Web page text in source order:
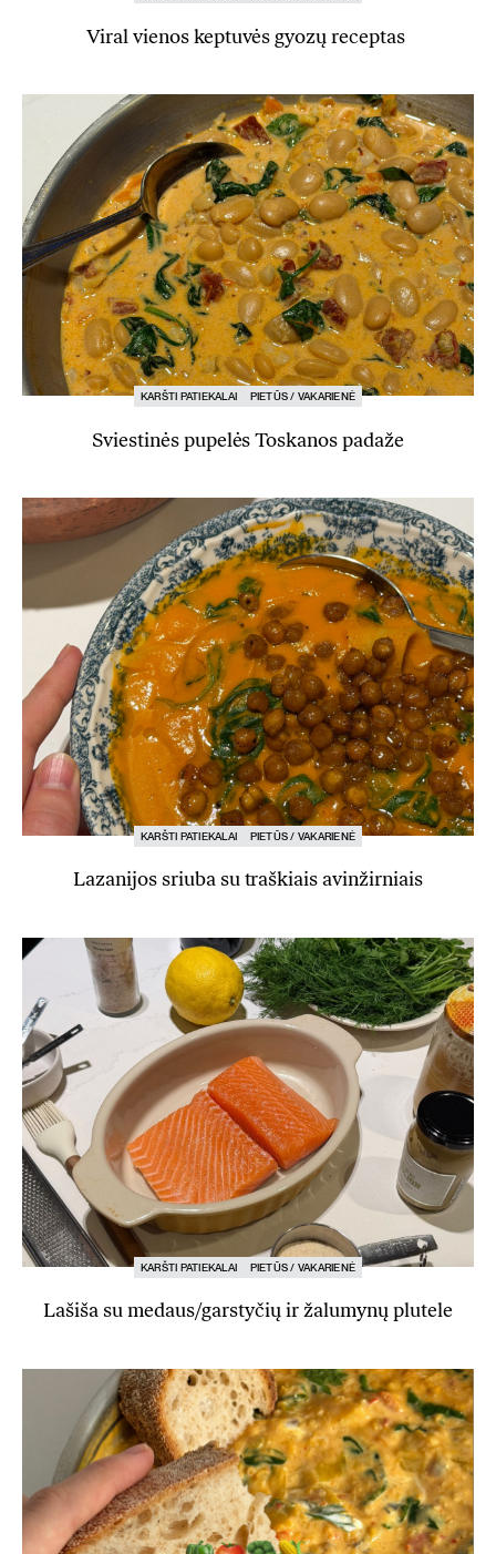
Viral vienos keptuvės gyozų receptas
KARŠTI PATIEKALAI PIETŪS / VAKARIENĖ
Sviestinės pupelės Toskanos padaže
KARŠTI PATIEKALAI PIETŪS / VAKARIENĖ
Lazanijos sriuba su traškiais avinžirniais
KARŠTI PATIEKALAI PIETŪS / VAKARIENĖ
Lašiša su medaus/garstyčių ir žalumynų plutele